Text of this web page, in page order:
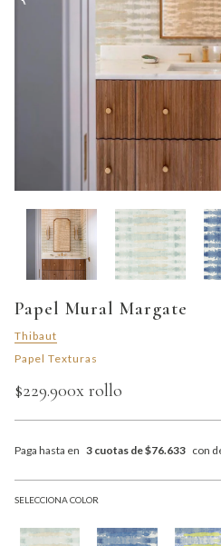
Papel Mural Margate
Thibaut
Papel Texturas
$229.900x rollo
Paga hasta en 3 cuotas de $76.633 con
SELECCIONA COLOR